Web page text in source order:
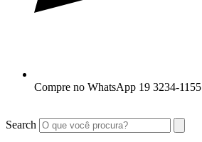
Compre no WhatsApp 19 3234-1155
Search